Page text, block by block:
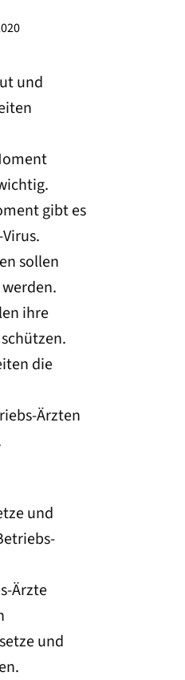
und
gibt es
sollen
ihre
die
Ärzten
und
Ärzte
und